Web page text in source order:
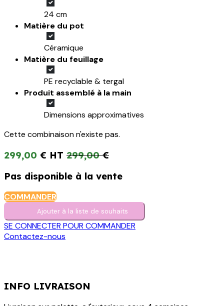
24 cm
Matière du pot
Céramique
Matière du feuillage
PE recyclable & tergal
Produit assemblé à la main
Dimensions approximatives
Cette combinaison n'existe pas.
299,00 € 299,00€
Pas disponible à la vente
COMMANDER
Ajouter à la liste de s​o​uh​aits
SE CONNECTER POUR COMMANDER
Contactez-nous
INFO LIVRAISON